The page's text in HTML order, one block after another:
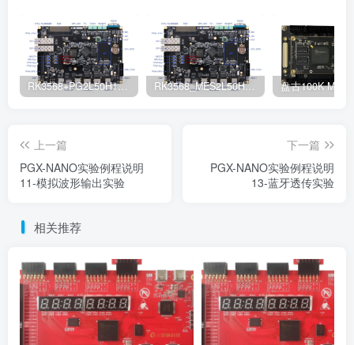
RK3568+PG2L50H100H主板产品手册 RK3568_MES2L50H/MES2L100H(FPGA+ARM)硬件使用手册
上一篇
PGX-NANO实验例程说明
11-模拟波形输出实验
下一篇
PGX-NANO实验例程说明
13-蓝牙透传实验
相关推荐